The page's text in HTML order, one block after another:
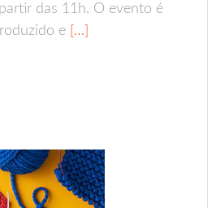
das 11h. O evento é
e […]